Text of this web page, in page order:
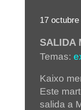
17 octubre
SALIDA
Temas:
Kaixo
Este
salida a